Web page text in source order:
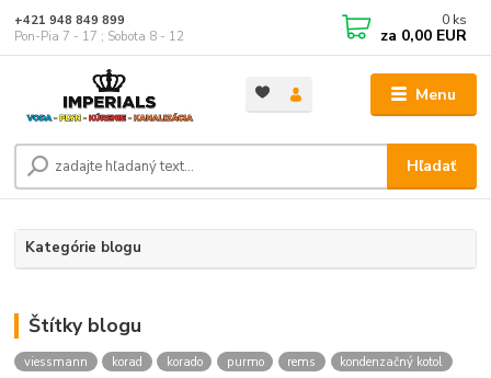
Menu
Hľadať
+421 948 849 899
Pon-Pia 7 - 17 ; Sobota 8 - 12
0 ks
za 0,00 EUR
Kategórie blogu
Štítky blogu
viessmann korad korado purmo rems
kondenzačný kotol